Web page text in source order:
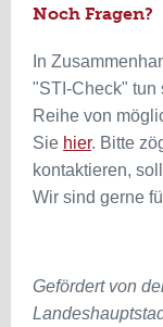
Noch Fragen?
In
"STI-Check" tun
Reihe von
Sie hier. Bitte
kontaktieren,
Wir sind gerne
Gefördert von